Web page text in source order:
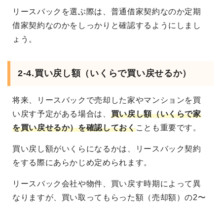
リースバックを選ぶ際は、普通借家契約なのか定期
借家契約なのかをしっかりと確認するようにしまし
ょう。
2-4.買い戻し額（いくらで買い戻せるか）
将来、リースバックで売却した家やマンションを買
い戻す予定がある場合は、 買い戻し額（いくらで家
を買い戻せるか）を確認しておくことも重要です。
買い戻し額がいくらになるかは、リースバック契約
をする際にあらかじめ定められます。
リースバック会社や物件、買い戻す時期によって異
なりますが、買い取ってもらった額（売却額）の2〜